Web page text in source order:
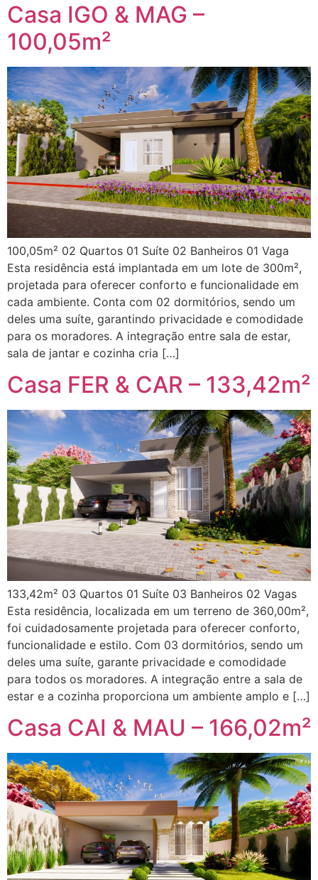
Casa IGO & MAG –
100,05m²
100,05m² 02 Quartos 01 Suíte 02 Banheiros 01 Vaga
Esta residência está implantada em um lote de 300m²,
projetada para oferecer conforto e funcionalidade em
cada ambiente. Conta com 02 dormitórios, sendo um
deles uma suíte, garantindo privacidade e comodidade
para os moradores. A integração entre sala de estar,
sala de jantar e cozinha cria […]
Casa FER & CAR – 133,42m²
133,42m² 03 Quartos 01 Suíte 03 Banheiros 02 Vagas
Esta residência, localizada em um terreno de 360,00m²,
foi cuidadosamente projetada para oferecer conforto,
funcionalidade e estilo. Com 03 dormitórios, sendo um
deles uma suíte, garante privacidade e comodidade
para todos os moradores. A integração entre a sala de
estar e a cozinha proporciona um ambiente amplo e […]
Casa CAI & MAU – 166,02m²